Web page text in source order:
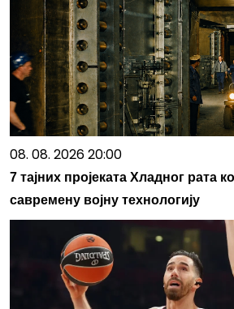
08. 08. 2026 20:00
7 тајних пројеката Хладног рата
савремену војну технологију